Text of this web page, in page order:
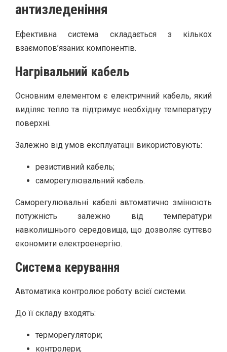
антизледеніння
Ефективна система складається з кількох
взаємопов’язаних компонентів.
Нагрівальний кабель
Основним елементом є електричний кабель, який
виділяє тепло та підтримує необхідну температуру
поверхні.
Залежно від умов експлуатації використовують:
резистивний кабель;
саморегулювальний кабель.
Саморегулювальні кабелі автоматично змінюють
потужність залежно від температури
навколишнього середовища, що дозволяє суттєво
економити електроенергію.
Система керування
Автоматика контролює роботу всієї системи.
До її складу входять:
терморегулятори;
контролери;